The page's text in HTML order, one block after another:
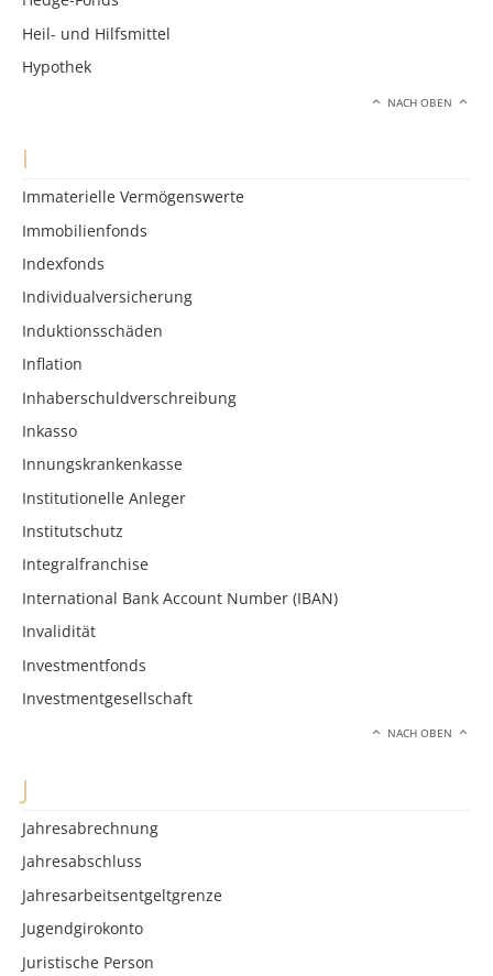
Heil- und Hilfsmittel
Hypothek
NACH OBEN
I
Immaterielle Vermögenswerte
Immobilienfonds
Indexfonds
Individualversicherung
Induktionsschäden
Inflation
Inhaberschuldverschreibung
Inkasso
Innungskrankenkasse
Institutionelle Anleger
Institutschutz
Integralfranchise
International Bank Account Number (IBAN)
Invalidität
Investmentfonds
Investmentgesellschaft
NACH OBEN
J
Jahresabrechnung
Jahresabschluss
Jahresarbeitsentgeltgrenze
Jugendgirokonto
Juristische Person